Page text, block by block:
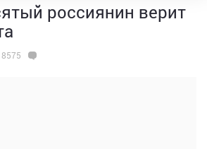
россиянин верит
8575